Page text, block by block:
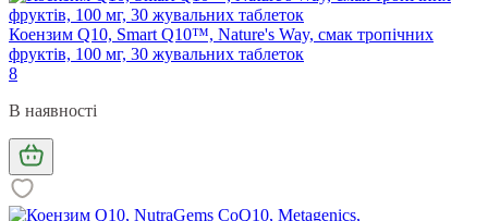
Коензим Q10, Smart Q10™, Nature's Way, смак тропічних
фруктів, 100 мг, 30 жувальних таблеток
8
В наявності